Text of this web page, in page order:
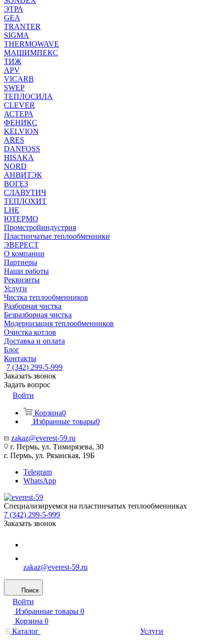
ЭТРА
GEA
TRANTER
SIGMA
THERMOWAVE
МАШИМПЕКС
ТИЖ
APV
VICARB
SWEP
ТЕПЛОСИЛА
CLEVER
АСТЕРА
ФЕНИКС
KELVION
ARES
DANFOSS
HISAKA
NORD
АНВИТЭК
ВОГЕЗ
СЛАВУТИЧ
ТЕПЛОХИТ
LHE
ЮТЕРМО
Промстройиндустрия
Пластинчатые теплообменники
ЭВЕРЕСТ
О компании
Партнеры
Наши работы
Реквизиты
Услуги
Чистка теплообменников
Разборная чистка
Безразборная чистка
Модернизация теплообменников
Очистка котлов
Доставка и оплата
Блог
Контакты
7 (342) 299-5-999
Заказать звонок
Задать вопрос
Войти
Корзина0
Избранные товары0
zakaz@everest-59.ru
г. Пермь, ул. Тимирязева, 30
г. Пермь, ул. Рязанская, 19Б
Telegram
WhatsApp
Специализируемся на пластинчатых теплообменниках
7 (342) 299-5-999
Заказать звонок
zakaz@everest-59.ru
Поиск
Войти
Избранные товары 0
Корзина 0
Каталог
Услуги